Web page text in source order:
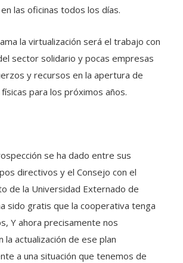
las oficinas todos los días.
la virtualización será el trabajo con
sector solidario y pocas empresas
y recursos en la apertura de
para los próximos años.
se ha dado entre sus
directivos y el Consejo con el
de la Universidad Externado de
sido gratis que la cooperativa tenga
Y ahora precisamente nos
la actualización de ese plan
a una situación que tenemos de